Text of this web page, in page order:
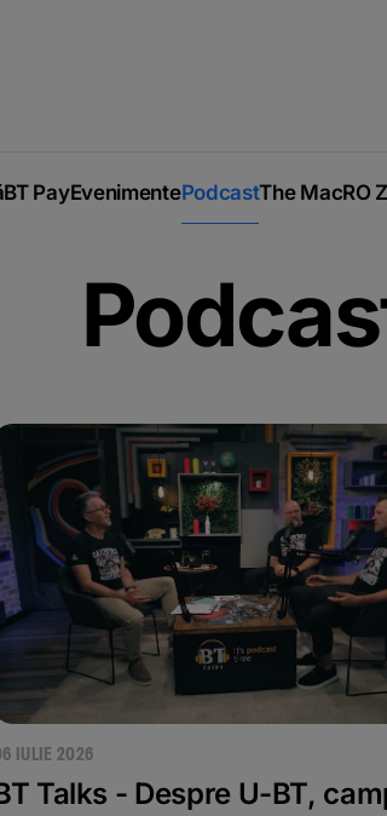
BT PayEvenimentePodcastThe MacRO
IULIE 2026
Talks - Despre U-BT,